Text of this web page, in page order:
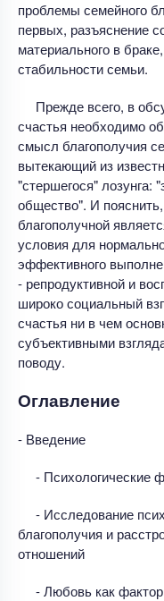
проблемы семейного
первых, разъяснение
материального в
стабильности семьи.
Прежде всего, в
счастья необходимо
смысл благополучия
вытекающий из
"стершегося" лозунга:
общество". И пояснить,
благополучной
условия для
эффективного
- репродуктивной и
широко социальный
счастья ни в чем
субъективными
поводу.
Оглавление
- Введение
- Психологические
- Исследование
благополучия и
отношений
- Любовь как